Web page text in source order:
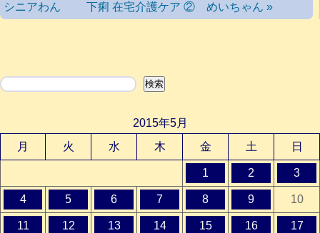
シニアわん 下痢 在宅介護ケア ② めいちゃん »
検索 検索
2015年5月
月
火 水 木 金 土 日
1 2 3
4 5 6 7 8 9 10
11 12 13 14 15 16 17